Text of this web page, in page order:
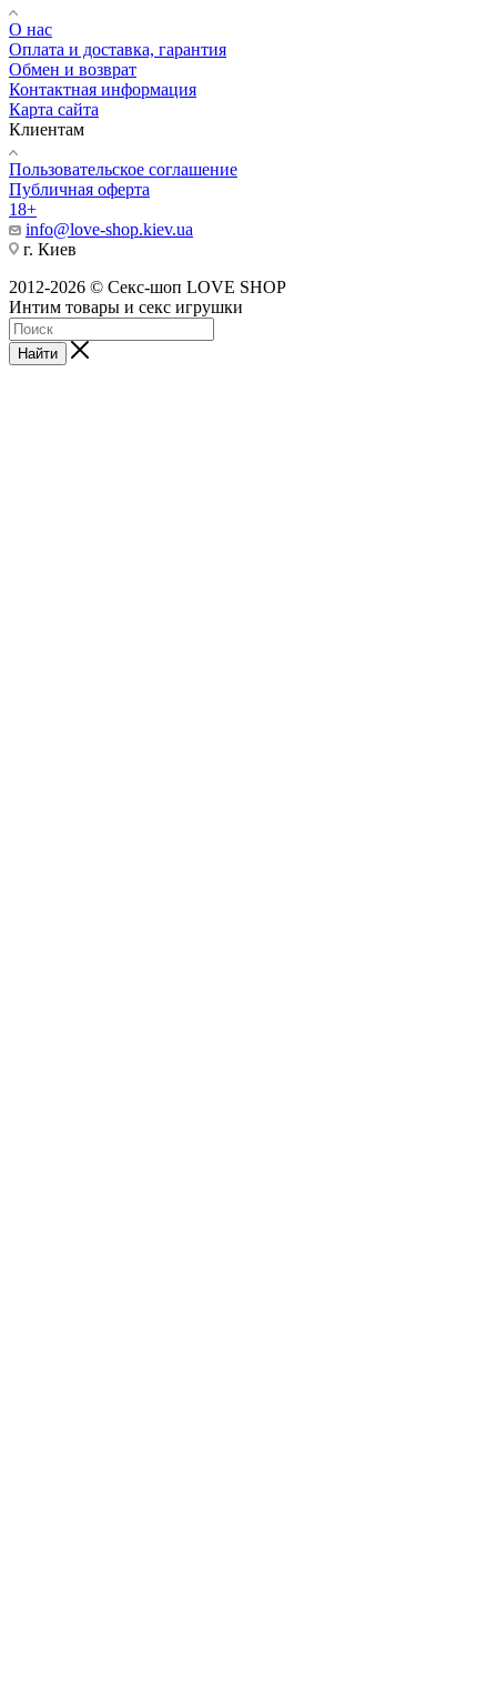
О нас
Оплата и доставка, гарантия
Обмен и возврат
Контактная информация
Карта сайта
Клиентам
Пользовательское соглашение
Публичная оферта
18+
info@love-shop.kiev.ua
г. Киев
2012-2026 © Секс-шоп LOVE SHOP
Интим товары и секс игрушки
Найти